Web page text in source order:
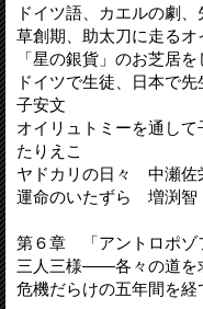
ドイツ語、カエルの劇
草創期、助太刀に走る
「星の銀貨」のお芝居
ドイツで生徒、日本で
子安文
オイリュトミーを通し
たりえこ
ヤドカリの日々 中瀬佐
運命のいたずら 増渕智
第６章 「アントロポゾ
三人三様――各々の道
危機だらけの五年間を